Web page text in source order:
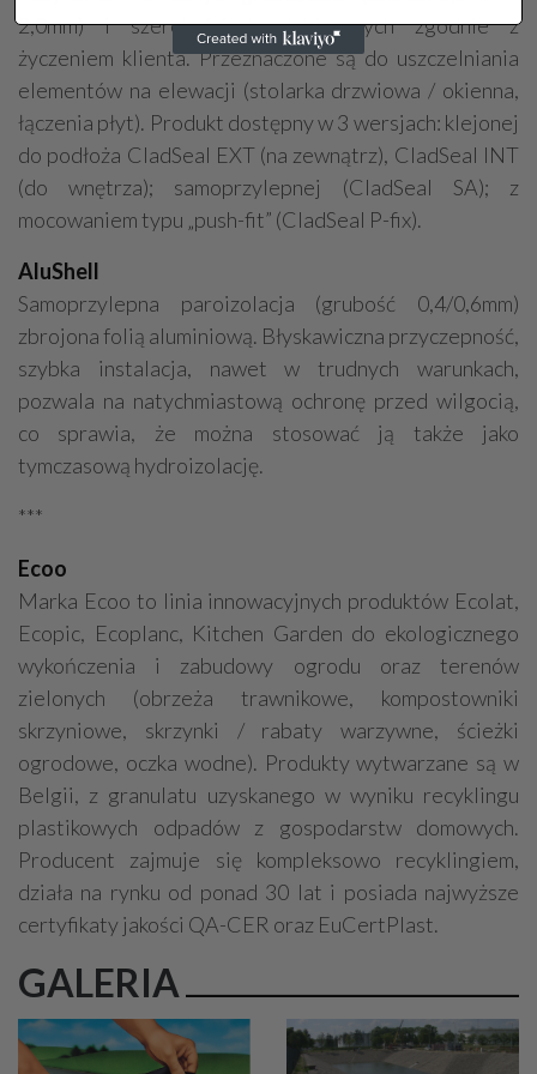
2,0mm) i szerokościach dobieranych zgodnie z
życzeniem klienta. Przeznaczone są do uszczelniania
elementów na elewacji (stolarka drzwiowa / okienna,
łączenia płyt). Produkt dostępny w 3 wersjach: klejonej
do podłoża CladSeal EXT (na zewnątrz), CladSeal INT
(do wnętrza); samoprzylepnej (CladSeal SA); z
mocowaniem typu „push-fit” (CladSeal P-fix).
AluShell
Samoprzylepna paroizolacja (grubość 0,4/0,6mm)
zbrojona folią aluminiową. Błyskawiczna przyczepność,
szybka instalacja, nawet w trudnych warunkach,
pozwala na natychmiastową ochronę przed wilgocią,
co sprawia, że można stosować ją także jako
tymczasową hydroizolację.
***
Ecoo
Marka Ecoo to linia innowacyjnych produktów Ecolat,
Ecopic, Ecoplanc, Kitchen Garden do ekologicznego
wykończenia i zabudowy ogrodu oraz terenów
zielonych (obrzeża trawnikowe, kompostowniki
skrzyniowe, skrzynki / rabaty warzywne, ścieżki
ogrodowe, oczka wodne). Produkty wytwarzane są w
Belgii, z granulatu uzyskanego w wyniku recyklingu
plastikowych odpadów z gospodarstw domowych.
Producent zajmuje się kompleksowo recyklingiem,
działa na rynku od ponad 30 lat i posiada najwyższe
certyfikaty jakości QA-CER oraz EuCertPlast.
GALERIA